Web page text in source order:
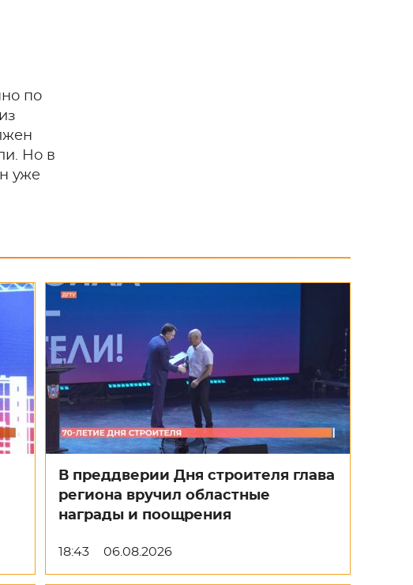
по
Но в
уже
В преддверии Дня строителя глава
региона вручил областные
награды и поощрения
18:43 06.08.2026